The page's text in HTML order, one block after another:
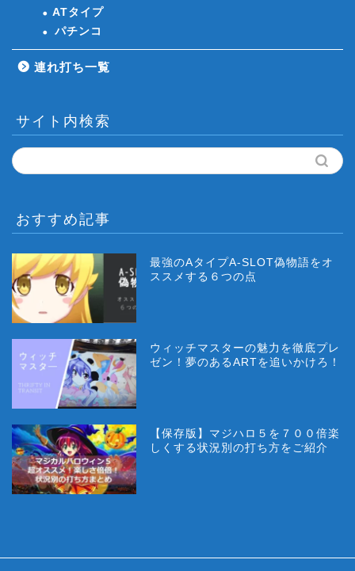
ATタイプ
パチンコ
連れ打ち一覧
サイト内検索
おすすめ記事
最強のAタイプA-SLOT偽物語をオ
ススメする６つの点
ウィッチマスターの魅力を徹底プレ
ゼン！夢のあるARTを追いかけろ！
【保存版】マジハロ５を７００倍楽
しくする状況別の打ち方をご紹介